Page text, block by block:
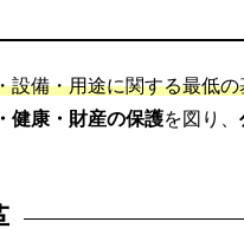
設備・用途に関する最低
健康・財産の保護を図り、